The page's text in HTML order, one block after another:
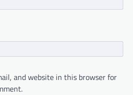
and website in this browser for